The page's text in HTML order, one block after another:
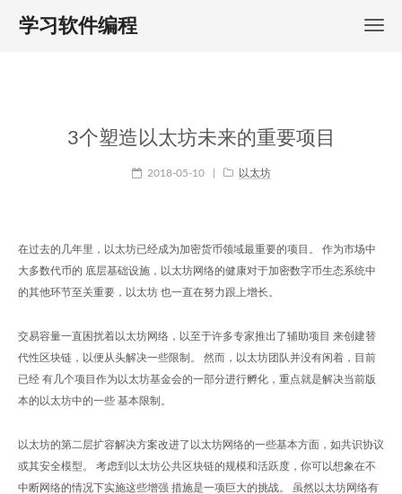
学习软件编程
3个塑造以太坊未来的重要项目
2018-05-10 以太坊
在过去的几年里，以太坊已经成为加密货币领域最重要的项目。 作为市场中
大多数代币的 底层基础设施，以太坊网络的健康对于加密数字币生态系统中
的其他环节至关重要，以太坊 也一直在努力跟上增长。
交易容量一直困扰着以太坊网络，以至于许多专家推出了辅助项目 来创建替
代性区块链，以便从头解决一些限制。 然而，以太坊团队并没有闲着，目前
已经 有几个项目作为以太坊基金会的一部分进行孵化，重点就是解决当前版
本的以太坊中的一些 基本限制。
以太坊的第二层扩容解决方案改进了以太坊网络的一些基本方面，如共识协议
或其安全模型。 考虑到以太坊公共区块链的规模和活跃度，你可以想象在不
中断网络的情况下实施这些增强 措施是一项巨大的挑战。 虽然以太坊网络有